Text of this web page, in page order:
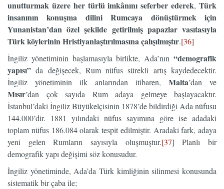
unutturmak üzere her türlü imkânını seferber ederek,Türk
insanının konuşma dilini Rumcaya dönüştürmek için
Yunanistan’dan özel şekilde getirilmiş papazlar vasıtasıyla
Türk köylerinin Hristiyanlaştırılmasınaçalışılmıştır.[36]
İngiliz yönetiminin başlamasıyla birlikte, Ada’nın “demografik
yapısı” da değişecek, Rum nüfus sürekli artış kaydedecektir.
İngiliz yönetiminin ilk anlarından itibaren, Malta’dan ve
Mısır’dan çok sayıda Rum adaya gelmeye başlayacaktır.
İstanbul’daki İngiliz Büyükelçisinin 1878’de bildirdiği Ada nüfusu
144.000’dir. 1881 yılındaki nüfus sayımına göre ise adadaki
toplam nüfus 186.084 olarak tespit edilmiştir. Aradaki fark, adaya
yeni gelen Rumların sayısıyla oluşmuştur.[37] Planlı bir
demografik yapı değişimi söz konusudur.
İngiliz yönetiminde, Ada’da Türk kimliğinin silinmesi konusunda
sistematik bir çaba ile;